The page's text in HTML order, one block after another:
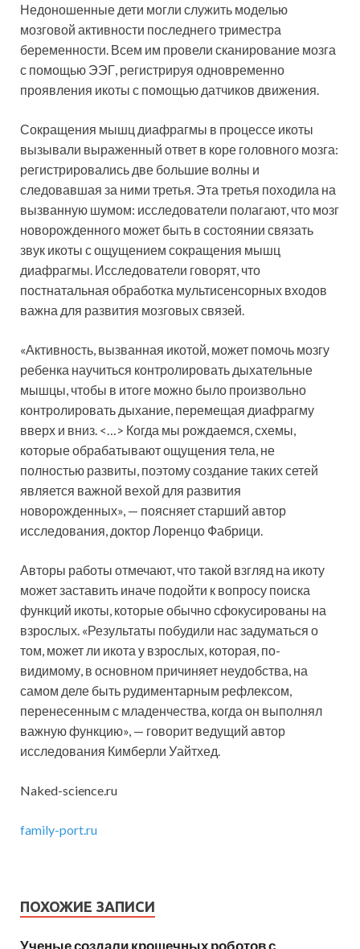
Недоношенные дети могли служить моделью
мозговой активности последнего триместра
беременности. Всем им провели сканирование мозга
с помощью ЭЭГ, регистрируя одновременно
проявления икоты с помощью датчиков движения.
Сокращения мышц диафрагмы в процессе икоты
вызывали выраженный ответ в коре головного мозга:
регистрировались две большие волны и
следовавшая за ними третья. Эта третья походила на
вызванную шумом: исследователи полагают, что мозг
новорожденного может быть в состоянии связать
звук икоты с ощущением сокращения мышц
диафрагмы. Исследователи говорят, что
постнатальная обработка мультисенсорных входов
важна для развития мозговых связей.
«Активность, вызванная икотой, может помочь мозгу
ребенка научиться контролировать дыхательные
мышцы, чтобы в итоге можно было произвольно
контролировать дыхание, перемещая диафрагму
вверх и вниз. <…> Когда мы рождаемся, схемы,
которые обрабатывают ощущения тела, не
полностью развиты, поэтому создание таких сетей
является важной вехой для развития
новорожденных», — поясняет старший автор
исследования, доктор Лоренцо Фабрици.
Авторы работы отмечают, что такой взгляд на икоту
может заставить иначе подойти к вопросу поиска
функций икоты, которые обычно сфокусированы на
взрослых. «Результаты побудили нас задуматься о
том, может ли икота у взрослых, которая, по-
видимому, в основном причиняет неудобства, на
самом деле быть рудиментарным рефлексом,
перенесенным с младенчества, когда он выполнял
важную функцию», — говорит ведущий автор
исследования Кимберли Уайтхед.
Naked-science.ru
family-port.ru
ПОХОЖИЕ ЗАПИСИ
Ученые создали крошечных роботов с